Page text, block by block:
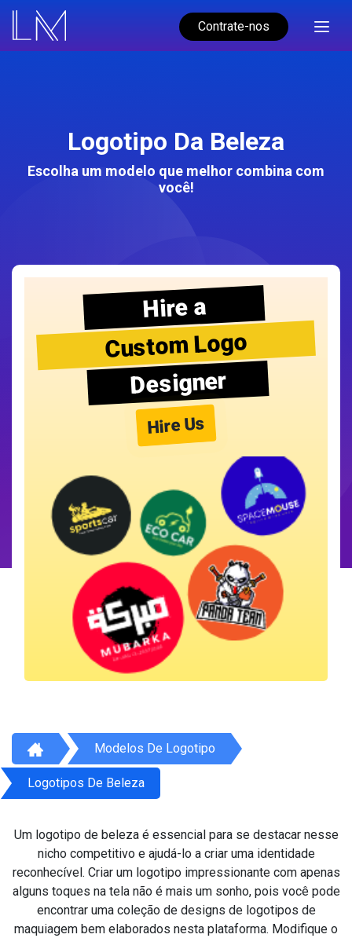
Contrate-nos
Logotipo Da Beleza
Escolha um modelo que melhor combina com
você!
Hire a
Custom Logo
Designer
Hire Us
Modelos De Logotipo
Logotipos De Beleza
Um logotipo de beleza é essencial para se destacar nesse
nicho competitivo e ajudá-lo a criar uma identidade
reconhecível. Criar um logotipo impressionante com apenas
alguns toques na tela não é mais um sonho, pois você pode
encontrar uma coleção de designs de logotipos de
maquiagem bem elaborados nesta plataforma. Modifique o